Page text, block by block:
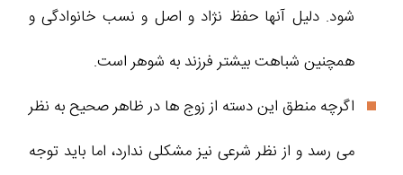
شود. دلیل آنها حفظ نژاد و اصل و نسب خانوادگی و
همچنین شباهت بیشتر فرزند به شوهر است.
اگرچه منطق این دسته از زوج ها در ظاهر صحیح به نظر
می رسد و از نظر شرعی نیز مشکلی ندارد، اما باید توجه